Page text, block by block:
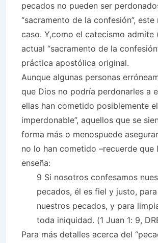
pecados no pueden ser
“sacramento de la confesión”, este
caso. Y,como el catecismo admite
actual “sacramento de la
práctica apostólica original.
Aunque algunas personas
que Dios no podría perdonarles a
ellas han cometido posiblemente
imperdonable”, aquellos que se
forma más o menospuede
no lo han cometido –recuerde que
enseña:
9 Si nosotros confesamos
pecados, él es fiel y justo,
nuestros pecados, y para
toda iniquidad. (1 Juan 1: 9,
Para más detalles acerca del